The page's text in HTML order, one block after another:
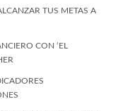
TUS METAS A
CON ‘EL